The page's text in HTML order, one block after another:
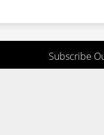
Subscribe